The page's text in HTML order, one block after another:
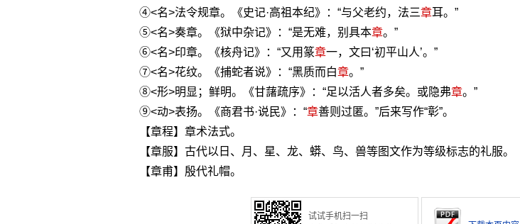
④<名>法令规章。《史记·高祖本纪》：“与父老约，法三章耳。”
⑤<名>奏章。《狱中杂记》：“是无难，别具本章。”
⑥<名>印章。《核舟记》：“又用篆章一，文曰‘初平山人’。”
⑦<名>花纹。《捕蛇者说》：“黑质而白章。”
⑧<形>明显；鲜明。《甘藷疏序》：“足以活人者多矣。或隐弗章。”
⑨<动>表扬。《商君书·说民》：“章善则过匿。”后来写作“彰”。
【章程】章术法式。
【章服】古代以日、月、星、龙、蟒、鸟、兽等图文作为等级标志的礼服。
【章甫】殷代礼帽。
试试手机扫一扫